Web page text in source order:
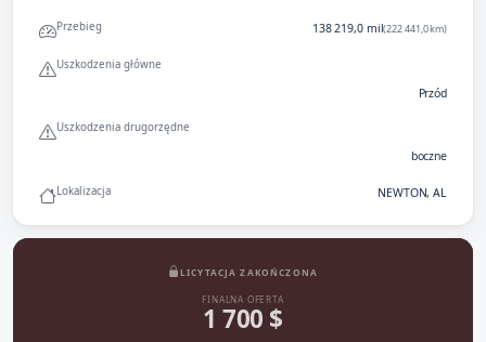
Przebieg 138 219,0 mil(222 441,0 km)
Uszkodzenia główne
Przód
Uszkodzenia drugorzędne
boczne
Lokalizacja NEWTON, AL
LICYTACJA ZAKOŃCZONA
FINALNA OFERTA
1 700 $